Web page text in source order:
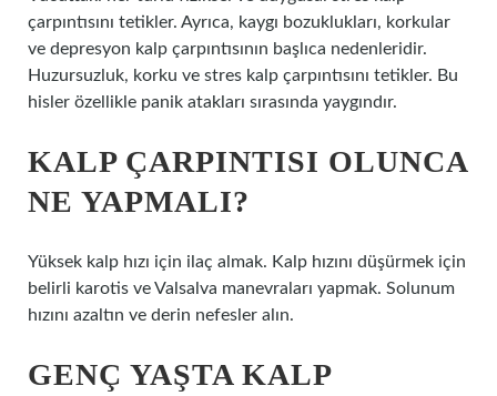
çarpıntısını tetikler. Ayrıca, kaygı bozuklukları, korkular
ve depresyon kalp çarpıntısının başlıca nedenleridir.
Huzursuzluk, korku ve stres kalp çarpıntısını tetikler. Bu
hisler özellikle panik atakları sırasında yaygındır.
KALP ÇARPINTISI OLUNCA
NE YAPMALI?
Yüksek kalp hızı için ilaç almak. Kalp hızını düşürmek için
belirli karotis ve Valsalva manevraları yapmak. Solunum
hızını azaltın ve derin nefesler alın.
GENÇ YAŞTA KALP